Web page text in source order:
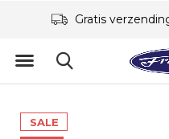
Gratis
SALE